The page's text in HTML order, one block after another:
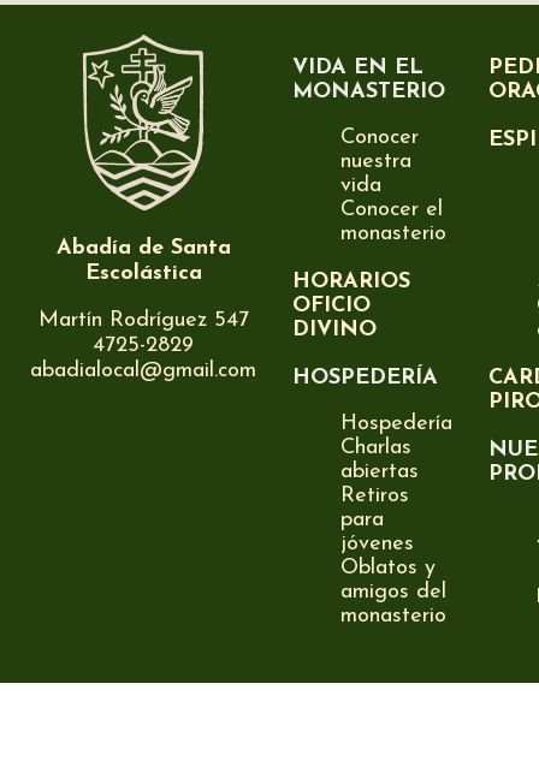
Abadía de Santa
Escolástica
Martín Rodríguez 547
4725-2829
abadialocal@gmail.com
VIDA EN EL
MONASTERIO
Conocer
nuestra
vida
Conocer el
monasterio
HORARIOS
OFICIO
DIVINO
HOSPEDERÍA
Hospedería
Charlas
abiertas
Retiros
para
jóvenes
Oblatos y
amigos del
monasterio